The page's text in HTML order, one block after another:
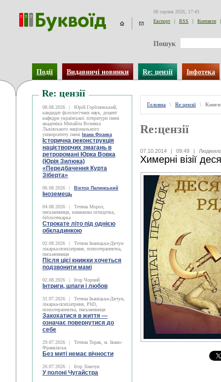
08 серпня 2026, 17:43
Експорт
| RSS | Контакти |
Пошук
Події Видавничі новинки Re: цензії Інфотека
Re: цензії
08.08.2026 |
Юрій Горблянський,
кандидат філологічних наук, доцент
кафедри української літератури імені
академіка Михайла Возняка
Львівського національного
університету імені
Івана Франка
Історична реконструкція
націєтворчих змагань в
ретроромані Юрка Вовка
(Юрія Зилюка)
«Передбачення Курта
Зіберта»
06.08.2026 | Віктор Палинський
Іноземець
04.08.2026 |
Тетяна Мороз,
письменниця, книжкова оглядачка,
бібліотекарка
Строкате літо під однією
обкладинкою
02.08.2026 |
Тетяна Іваніцька-Дячун
лікарка-психіатриня, психотерапевтка,
письменниця
Після цієї книжки хочеться
подзвонити мамі
02.08.2026 | Ігор Чорний
Інтриги, шпаги і любов
31.07.2026 |
Тетяна Іваніцька-Дячун,
лікарка-психіатриня, PhD,
психотерапевтка, письменниця
Закохатися в життя —
означає повернутися до
себе
29.07.2026 |
Тетяна Торак, м. Івано-
Франківськ
Без миті немає вічности
26.07.2026 | Ігор Зіньчук
У полоні Чугайстра
Головна \ Re:цензії \ Книги
Re:цензії
07.10.2014 | 09:49 |
Химерні візії